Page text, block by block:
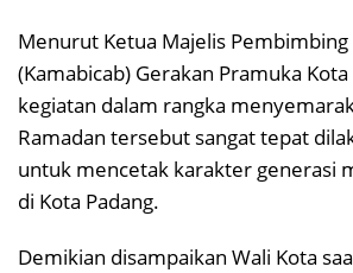
Menurut Ketua Majelis Pembimbing
(Kamabicab) Gerakan Pramuka Kota
kegiatan dalam rangka
Ramadan tersebut sangat tepat
untuk mencetak karakter generasi
di Kota Padang.
Demikian disampaikan Wali Kota